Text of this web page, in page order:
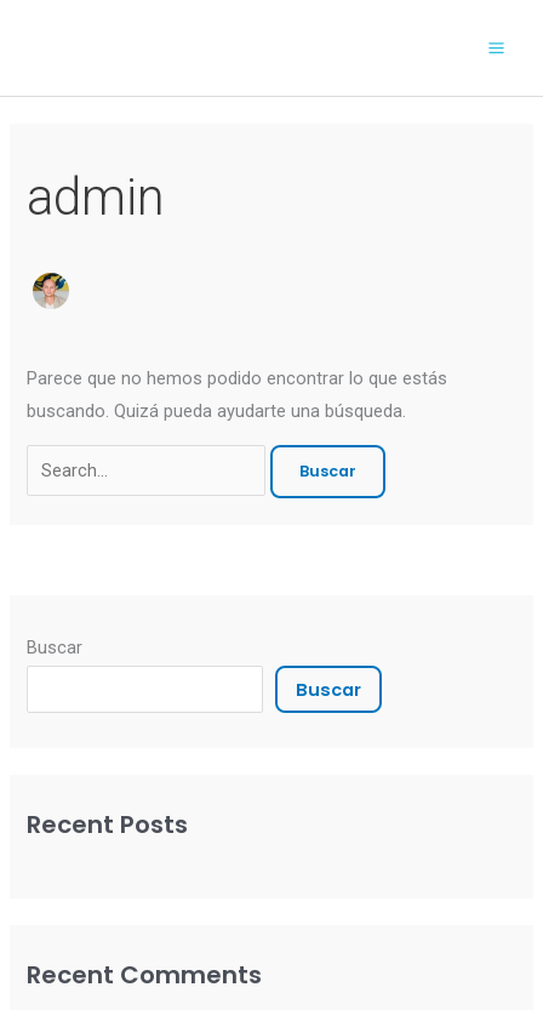
admin
Parece que no hemos podido encontrar lo que estás
buscando. Quizá pueda ayudarte una búsqueda.
Buscar
Buscar
Recent Posts
Recent Comments